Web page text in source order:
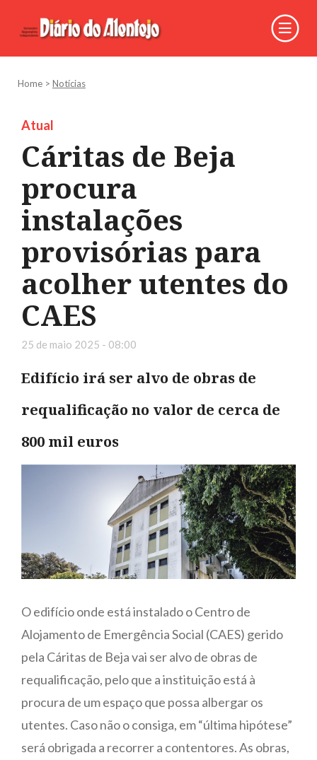
Home > Notícias
Atual
Cáritas de Beja
procura
instalações
provisórias para
acolher utentes do
CAES
25 de maio 2025 - 08:00
Edifício irá ser alvo de obras de
requalificação no valor de cerca de
800 mil euros
O edifício onde está instalado o Centro de
Alojamento de Emergência Social (CAES) gerido
pela Cáritas de Beja vai ser alvo de obras de
requalificação, pelo que a instituição está à
procura de um espaço que possa albergar os
utentes. Caso não o consiga, em “última hipótese”
será obrigada a recorrer a contentores. As obras,